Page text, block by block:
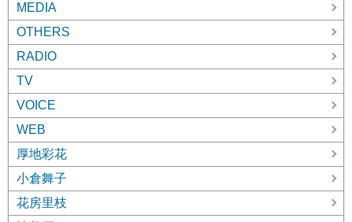
MEDIA
OTHERS
RADIO
TV
VOICE
WEB
厚地彩花
小倉舞子
花房里枝